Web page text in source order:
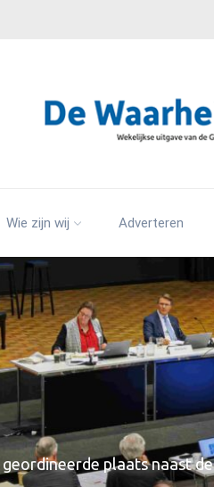
Wie zijn wij Adverteren
plaats naast de